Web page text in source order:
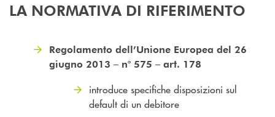
LA NORMATIVA DI RIFERIMENTO
Regolamento dell’Unione Europea del 26
giugno 2013 – n° 575 – art. 178
introduce specifiche disposizioni sul
default di un debitore